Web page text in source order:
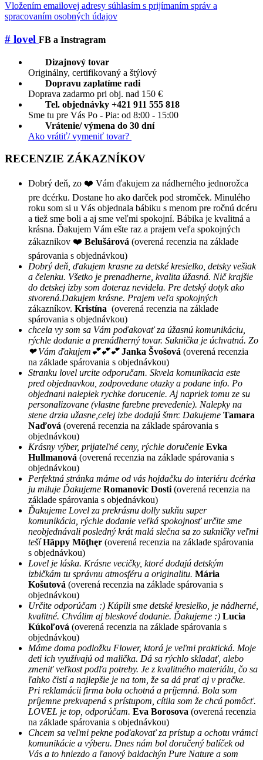
Vložením emailovej adresy súhlasím s prijímaním správ a
spracovaním osobných údajov
# lovel FB a Instragram
Dizajnový tovar
Originálny, certifikovaný a štýlový
Dopravu zaplatíme radi
Doprava zadarmo pri obj. nad 150 €
Tel. objednávky +421 911 555 818
Sme tu pre Vás Po - Pia: od 8:00 - 15:00
Vrátenie/ výmena do 30 dní
Ako vrátiť/ vymeniť tovar?
RECENZIE ZÁKAZNÍKOV
Dobrý deň, zo ❤️ Vám ďakujem za nádherného jednorožca
pre dcérku. Dostane ho ako darček pod stromček. Minulého
roku som si u Vás objednala bábiku s menom pre ročnú dcéru
a tiež sme boli a aj sme veľmi spokojní. Bábika je kvalitná a
krásna. Ďakujem Vám ešte raz a prajem veľa spokojných
zákaznikov ❤️ Belušárová (overená recenzia na základe
spárovania s objednávkou)
Dobrý deň, ďakujem krasne za detské kresielko, detsky vešiak
a čelenku. Všetko je prenadherne, kvalita úžasná. Nič krajšie
do detskej izby som doteraz nevidela. Pre detský dotyk ako
stvorená.Dakujem krásne. Prajem veľa spokojných
zákazníkov. Kristína (overená recenzia na základe
spárovania s objednávkou)
chcela vy som sa Vám poďakovať za úžasnú komunikáciu,
rýchle dodanie a prenádherný tovar. Suknička je úchvatná. Zo
❤ Vám ďakujem💕💕💕 Janka Švošová (overená recenzia
na základe spárovania s objednávkou)
Stranku lovel urcite odporučam. Skvela komunikacia este
pred objednavkou, zodpovedane otazky a podane info. Po
objednani nalepiek rychke dorucenie. Aj napriek tomu ze su
personalizovane (vlastne farebne prevedenie). Nalepky na
stene drzia užasne,celej izbe dodajú šmrc Dakujeme Tamara
Naďová (overená recenzia na základe spárovania s
objednávkou)
Krásny výber, prijateľné ceny, rýchle doručenie Evka
Hullmanová (overená recenzia na základe spárovania s
objednávkou)
Perfektná stránka máme od vás hojdačku do interiéru dcérka
ju miluje Ďakujeme Romanovic Dosti (overená recenzia na
základe spárovania s objednávkou)
Ďakujeme Lovel za prekrásnu dolly sukňu super
komunikácia, rýchle dodanie veľká spokojnosť určite sme
neobjednávali posledný krát malá slečna sa zo sukničky veľmi
tešíHãppy Mõţhęr (overená recenzia na základe spárovania
s objednávkou)
Lovel je láska. Krásne vecičky, ktoré dodajú detským
izbičkám tu správnu atmosféru a originalitu. Mária
Košutová (overená recenzia na základe spárovania s
objednávkou)
Určite odporúčam :) Kúpili sme detské kresielko, je nádherné,
kvalitné. Chválim aj bleskové dodanie. Ďakujeme :) Lucia
Kúkoľová (overená recenzia na základe spárovania s
objednávkou)
Máme doma podložku Flower, ktorá je veľmi praktická. Moje
deti ich využívajú od malička. Dá sa rýchlo skladať, alebo
zmeniť veľkost podľa potreby. Je z kvalitného materiálu, čo sa
ľahko čistí a najlepšie je na tom, že sa dá prať aj v pračke.
Pri reklamácii firma bola ochotná a príjemná. Bola som
príjemne prekvapená s prístupom, cítila som že chcú pomôcť.
LOVEL je top, odporúčam. Eva Borosova (overená recenzia
na základe spárovania s objednávkou)
Chcem sa veľmi pekne poďakovať za prístup a ochotu vrámci
komunikácie a výberu. Dnes nám bol doručený balíček od
Vás a to hniezdo a ľanový baldachýn Pure Nature a som